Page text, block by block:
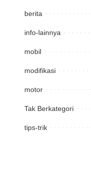
berita
info-lainnya
mobil
modifikasi
motor
Tak Berkategori
tips-trik